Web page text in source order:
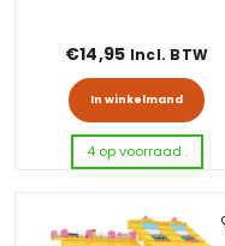
€14,95 Incl. BTW
In winkelmand
4 op voorraad .